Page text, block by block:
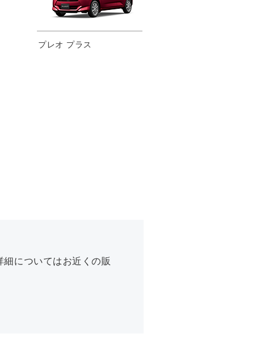
プレオ プラス
についてはお近くの販